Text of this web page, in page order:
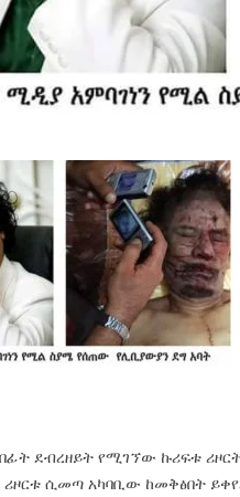
ደብረዘይት የሚገኘው ኩሪፍቱ
ሪዞርቱ ሲመጣ አካባቢው ከመቅፅበት